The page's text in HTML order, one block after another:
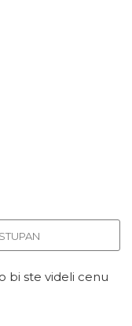
bi ste videli cenu